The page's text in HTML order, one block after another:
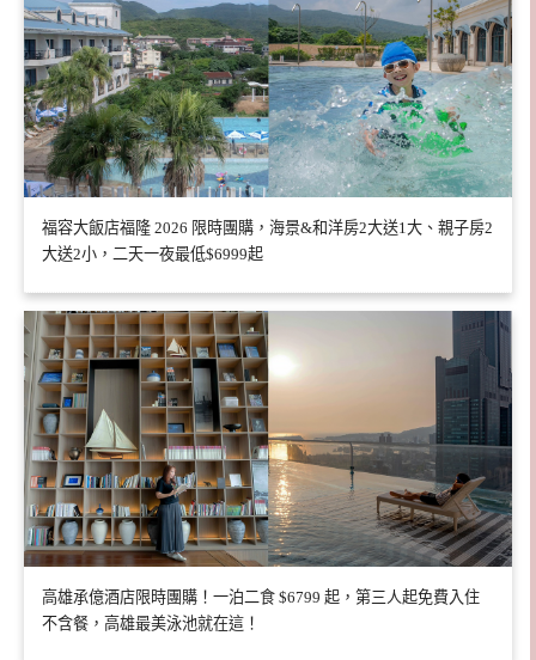
福容大飯店福隆 2026 限時團購，海景&和洋房2大送1大、親子房2
大送2小，二天一夜最低$6999起
高雄承億酒店限時團購！一泊二食 $6799 起，第三人起免費入住
不含餐，高雄最美泳池就在這！